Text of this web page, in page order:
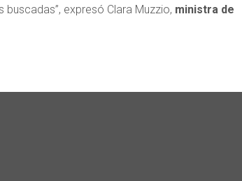
expresó Clara Muzzio, ministra de